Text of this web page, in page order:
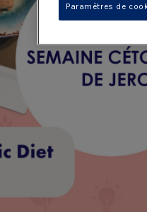
Paramètres de